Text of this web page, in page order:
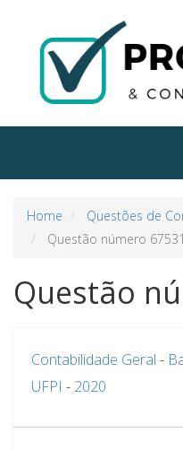
Home
Questões de
Questão número
Questão
Contabilidade Geral -
UFPI - 2020